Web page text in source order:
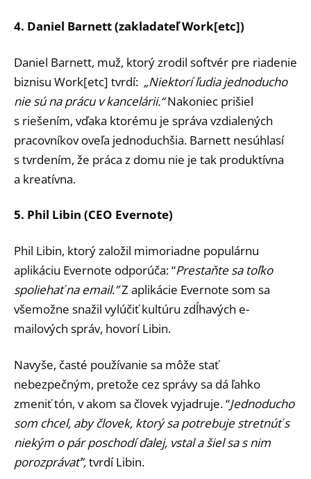
4. Daniel Barnett (zakladateľ Work[etc])
Daniel Barnett, muž, ktorý zrodil softvér pre riadenie
biznisu Work[etc] tvrdí: „Niektorí ľudia jednoducho
nie sú na prácu v kancelárii.“Nakoniec prišiel
s riešením, vďaka ktorému je správa vzdialených
pracovníkov oveľa jednoduchšia. Barnett nesúhlasí
s tvrdením, že práca z domu nie je tak produktívna
a kreatívna.
5. Phil Libin (CEO Evernote)
Phil Libin, ktorý založil mimoriadne populárnu
aplikáciu Evernote odporúča: “Prestaňte sa toľko
spoliehať na email.”Z aplikácie Evernote som sa
všemožne snažil vylúčiť kultúru zdĺhavých e-
mailových správ, hovorí Libin.
Navyše, časté používanie sa môže stať
nebezpečným, pretože cez správy sa dá ľahko
zmeniť tón, v akom sa človek vyjadruje. “Jednoducho
som chcel, aby človek, ktorý sa potrebuje stretnúť s
niekým o pár poschodí ďalej, vstal a šiel sa s nim
porozprávať”,tvrdí Libin.